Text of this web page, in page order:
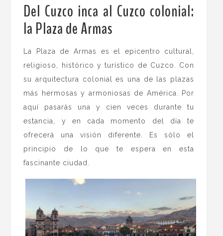
Del Cuzco inca al Cuzco colonial:
la Plaza de Armas
La Plaza de Armas es el epicentro cultural,
religioso, histórico y turístico de Cuzco. Con
su arquitectura colonial es una de las plazas
más hermosas y armoniosas de América. Por
aquí pasarás una y cien veces durante tu
estancia, y en cada momento del día te
ofrecerá una visión diferente. Es sólo el
principio de lo que te espera en esta
fascinante ciudad.